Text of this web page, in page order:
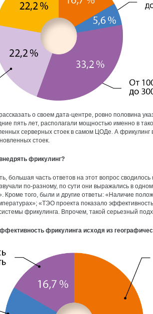
о своем дата-центре, ровно половина
пять лет, располагали мощностью именно в
серверных стоек в самом ЦОДе. А
стоек.
фрикулинг?
большая часть ответов на этот вопрос
по-разному, по сути они выражались в
Кроме того, были и другие ответы: «Наличие
«ТЭО проекта показало
фрикулинга. Впрочем, такой серьезный
фрикулинга исходя из